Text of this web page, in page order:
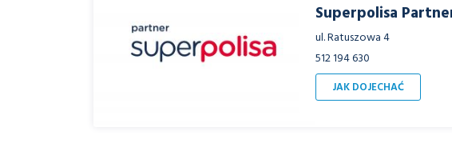
Superpolisa
ul. Ratuszowa 4
512 194 630
JAK DOJECHAĆ